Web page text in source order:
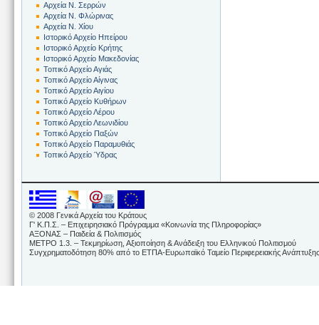
Αρχεία Ν. Σερρών
Αρχεία Ν. Φλώρινας
Αρχεία Ν. Χίου
Ιστορικό Αρχείο Ηπείρου
Ιστορικό Αρχείο Κρήτης
Ιστορικό Αρχείο Μακεδονίας
Τοπικό Αρχείο Αγιάς
Τοπικό Αρχείο Αίγινας
Τοπικό Αρχείο Αιγίου
Τοπικό Αρχείο Κυθήρων
Τοπικό Αρχείο Λέρου
Τοπικό Αρχείο Λεωνιδίου
Τοπικό Αρχείο Παξών
Τοπικό Αρχείο Παραμυθιάς
Τοπικό Αρχείο Ύδρας
© 2008 Γενικά Αρχεία του Κράτους
Γ' Κ.Π.Σ. – Επιχειρησιακό Πρόγραμμα «Κοινωνία της Πληροφορίας»
ΑΞΟΝΑΣ – Παιδεία & Πολιτισμός
ΜΕΤΡΟ 1.3. – Τεκμηρίωση, Αξιοποίηση & Ανάδειξη του Ελληνικού Πολιτισμού
Συγχρηματοδότηση 80% από το ΕΤΠΑ-Ευρωπαϊκό Ταμείο Περιφερειακής